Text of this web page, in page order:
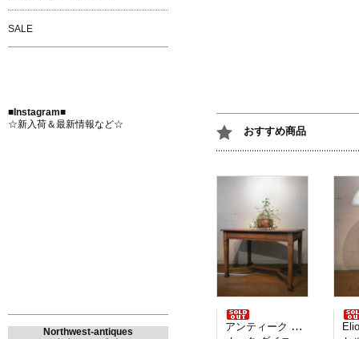
おすすめ商品
アンティーク イギリス製
Elio
SALE
■Instagram■
☆新入荷＆最新情報など☆
Northwest-antiques